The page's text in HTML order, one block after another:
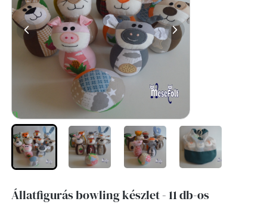
Állatfigurás bowling készlet - 11 db-os